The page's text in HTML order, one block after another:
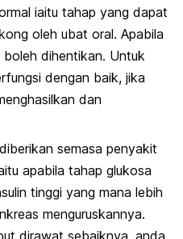
iaitu tahap yang dapat
oleh ubat oral. Apabila
boleh dihentikan. Untuk
dengan baik, jika
dan
semasa penyakit
apabila tahap glukosa
tinggi yang mana lebih
menguruskannya.
dirawat sebaiknya, anda